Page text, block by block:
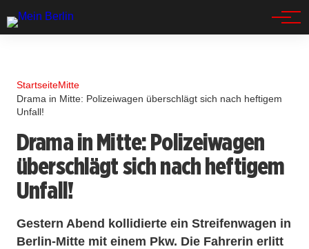
StartseiteMitte
Drama in Mitte: Polizeiwagen überschlägt sich nach heftigem
Unfall!
Drama in Mitte: Polizeiwagen
überschlägt sich nach heftigem
Unfall!
Gestern Abend kollidierte ein Streifenwagen in
Berlin-Mitte mit einem Pkw. Die Fahrerin erlitt